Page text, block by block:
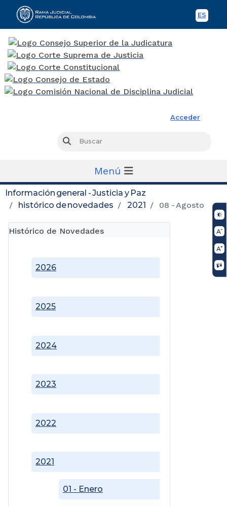
ES
Acceder
Buscar
Menú
Información general - Justicia y Paz
histórico de novedades
2021 08 - Agosto
Histórico de Novedades
2021
01 - Enero
2022
2023
2024
2025
2026